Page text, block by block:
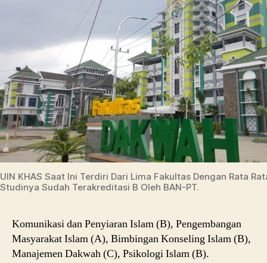
UIN KHAS Saat Ini Terdiri Dari Lima Fakultas Dengan Rata
Studinya Sudah Terakreditasi B Oleh BAN-PT.
Komunikasi dan Penyiaran Islam (B), Pengembangan
Masyarakat Islam (A), Bimbingan Konseling Islam (B),
Manajemen Dakwah (C), Psikologi Islam (B).